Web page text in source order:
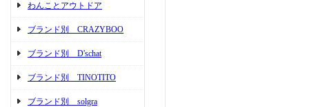
わんことアウトドア
ブランド別 CRAZYBOO
ブランド別 D'schat
ブランド別 TINOTITO
ブランド別 solgra